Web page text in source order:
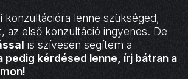
konzultációra lenne szükséged,
az első konzultáció ingyenes. De
is szívesen segítem a
pedig kérdésed lenne, írj bátran a
!